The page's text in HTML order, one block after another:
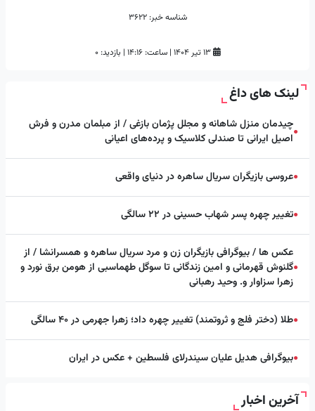
شناسه خبر: 3622
۱۳ تیر ۱۴۰۴ | ساعت: ۱۴:۱۶ | بازدید: 0
لینک های داغ
●چیدمان منزل شاهانه و مجلل پژمان بازغی / از مبلمان مدرن و فرش
اصیل ایرانی تا صندلی کلاسیک و پرده‌های اعیانی
●عروسی بازیگران سریال ساهره در دنیای واقعی
●تغییر چهره پسر شهاب حسینی در ۲۲ سالگی
●
عکس ها / بیوگرافی بازیگران زن و مرد سریال ساهره و همسرانشا / از
گلنوش قهرمانی و امین زندگانی تا سوگل طهماسبی از هومن برق نورد و
زهرا سزاوار و. وحید رهبانی
●طلا (دختر فلج و ثروتمند) تغییر چهره داد؛ زهرا جهرمی در ۴۰ سالگی
●بیوگرافی هدیل علیان سیندرلای فلسطین + عکس در ایران
آخرین اخبار